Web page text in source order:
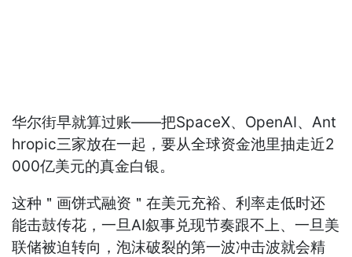
华尔街早就算过账——把SpaceX、OpenAI、Ant
hropic三家放在一起，要从全球资金池里抽走近2
000亿美元的真金白银。
这种＂画饼式融资＂在美元充裕、利率走低时还
能击鼓传花，一旦AI叙事兑现节奏跟不上、一旦美
联储被迫转向，泡沫破裂的第一波冲击波就会精